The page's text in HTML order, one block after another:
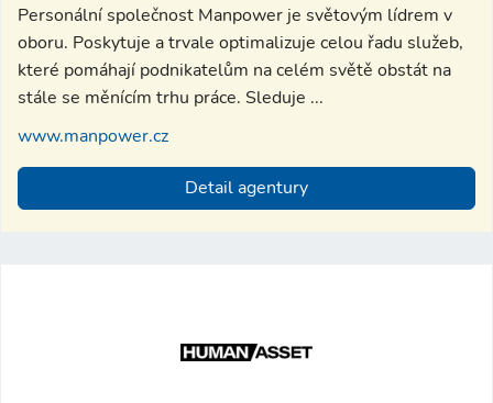
Personální společnost Manpower je světovým lídrem v
oboru. Poskytuje a trvale optimalizuje celou řadu služeb,
které pomáhají podnikatelům na celém světě obstát na
stále se měnícím trhu práce. Sleduje ...
www.manpower.cz
Detail agentury